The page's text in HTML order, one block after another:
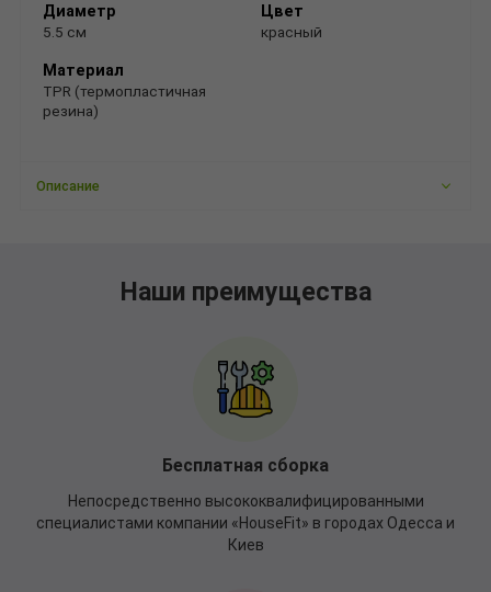
Диаметр
5.5 см
Материал
TPR (термопластичная
резина)
Цвет
красный
Описание
Наши преимущества
Бесплатная сборка
Непосредственно высококвалифицированными
специалистами компании «HouseFit» в городах Одесса и
Киев